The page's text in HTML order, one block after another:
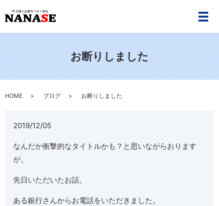
メ
お断りしました
HOME ブログ お断りしました
2019/12/05
なんだか衝撃的なタイトルかも？と思いながらおります
が。
先日いただいたお話。
ある銀行さんからお電話をいただきました。